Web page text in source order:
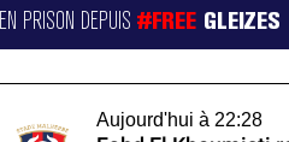
EN PRISON DEPUIS#FREE GLEIZES
Aujourd'hui à 22:28